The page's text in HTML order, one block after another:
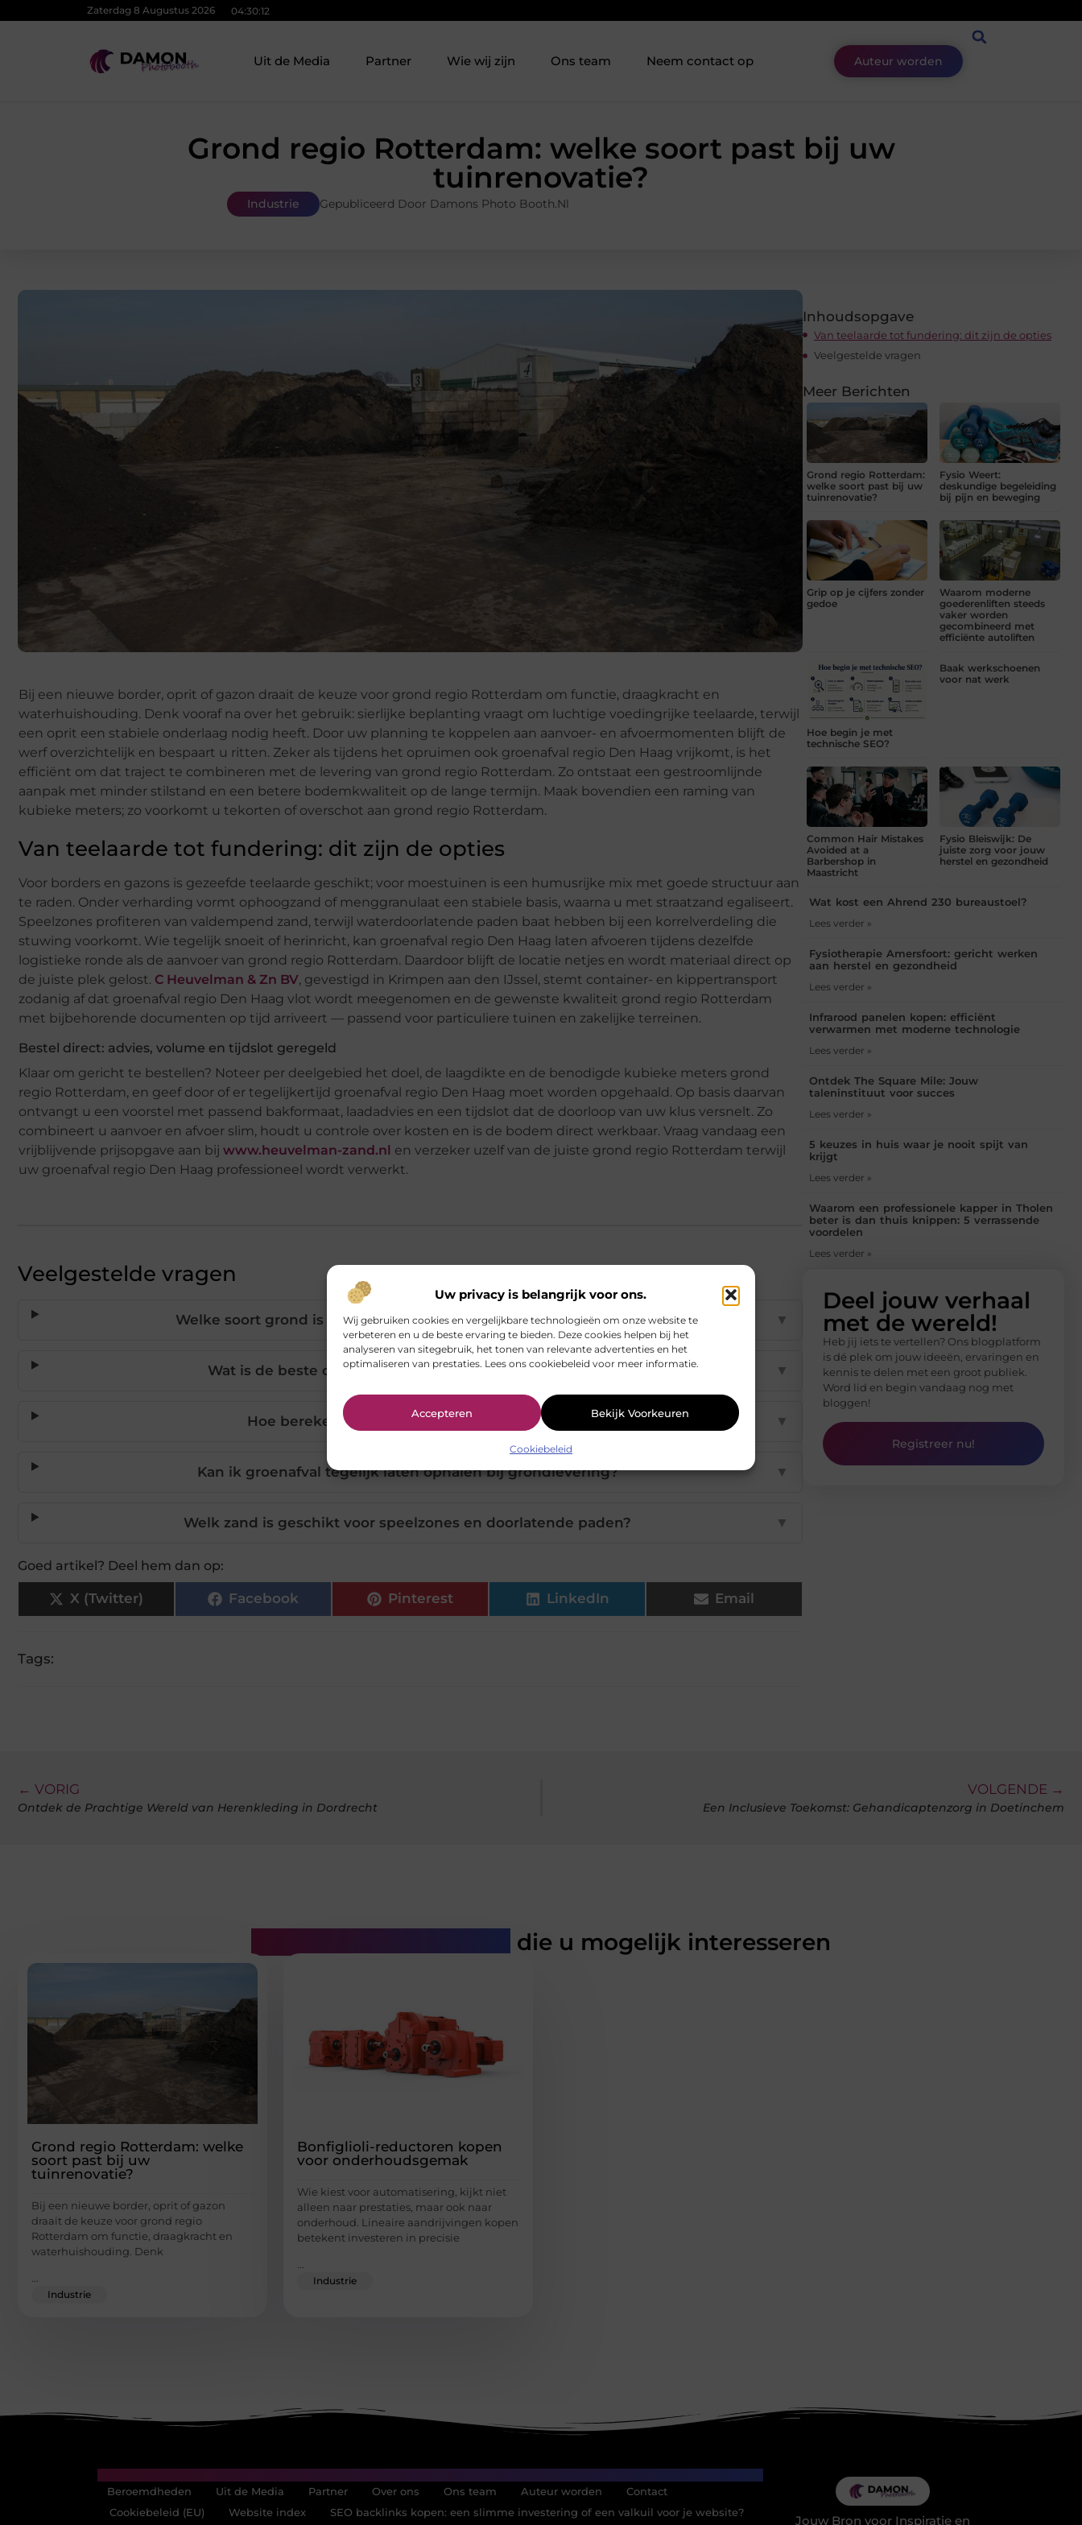
Uw privacy is belangrijk voor ons.
Wij gebruiken cookies en vergelijkbare technologieën om onze website te
verbeteren en u de beste ervaring te bieden. Deze cookies helpen bij het
analyseren van sitegebruik, het tonen van relevante advertenties en het
optimaliseren van prestaties. Lees ons cookiebeleid voor meer informatie.
Accepteren Bekijk Voorkeuren
Cookiebeleid
Zaterdag 8 Augustus 2026 04:30:13
Uit de Media Partner Wie wij zijn Ons team Neem contact op Auteur worden
Grond regio Rotterdam: welke soort past bij uw
tuinrenovatie?
Industrie Gepubliceerd Door Damons Photo Booth.nl
Bij een nieuwe border, oprit of gazon draait de keuze voor grond regio Rotterdam om functie, draagkracht en
waterhuishouding. Denk vooraf na over het gebruik: sierlijke beplanting vraagt om luchtige voedingrijke teelaarde, terwijl
een oprit een stabiele onderlaag nodig heeft. Door uw planning te koppelen aan aanvoer- en afvoermomenten blijft de
werf overzichtelijk en bespaart u ritten. Zeker als tijdens het opruimen ook groenafval regio Den Haag vrijkomt, is het
efficiënt om dat traject te combineren met de levering van grond regio Rotterdam. Zo ontstaat een gestroomlijnde
aanpak met minder stilstand en een betere bodemkwaliteit op de lange termijn. Maak bovendien een raming van
kubieke meters; zo voorkomt u tekorten of overschot aan grond regio Rotterdam.
Van teelaarde tot fundering: dit zijn de opties
Voor borders en gazons is gezeefde teelaarde geschikt; voor moestuinen is een humusrijke mix met goede structuur aan
te raden. Onder verharding vormt ophoogzand of menggranulaat een stabiele basis, waarna u met straatzand egaliseert.
Speelzones profiteren van valdempend zand, terwijl waterdoorlatende paden baat hebben bij een korrelverdeling die
stuwing voorkomt. Wie tegelijk snoeit of herinricht, kan groenafval regio Den Haag laten afvoeren tijdens dezelfde
logistieke ronde als de aanvoer van grond regio Rotterdam. Daardoor blijft de locatie netjes en wordt materiaal direct op
de juiste plek gelost. C Heuvelman & Zn BV, gevestigd in Krimpen aan den IJssel, stemt container- en kippertransport
zodanig af dat groenafval regio Den Haag vlot wordt meegenomen en de gewenste kwaliteit grond regio Rotterdam
met bijbehorende documenten op tijd arriveert — passend voor particuliere tuinen en zakelijke terreinen.
Bestel direct: advies, volume en tijdslot geregeld
Klaar om gericht te bestellen? Noteer per deelgebied het doel, de laagdikte en de benodigde kubieke meters grond
regio Rotterdam, en geef door of er tegelijkertijd groenafval regio Den Haag moet worden opgehaald. Op basis daarvan
ontvangt u een voorstel met passend bakformaat, laadadvies en een tijdslot dat de doorloop van uw klus versnelt. Zo
combineert u aanvoer en afvoer slim, houdt u controle over kosten en is de bodem direct werkbaar. Vraag vandaag een
vrijblijvende prijsopgave aan bij www.heuvelman-zand.nl en verzeker uzelf van de juiste grond regio Rotterdam terwijl
uw groenafval regio Den Haag professioneel wordt verwerkt.
Veelgestelde vragen
Welke soort grond is geschikt voor een nieuwe border of gazon? ▼
Wat is de beste onderlaag voor een oprit of verharding? ▼
Hoe bereken ik hoeveel grond ik nodig heb? ▼
Kan ik groenafval tegelijk laten ophalen bij grondlevering? ▼
Welk zand is geschikt voor speelzones en doorlatende paden? ▼
Goed artikel? Deel hem dan op:
X (Twitter) Facebook Pinterest LinkedIn Email
Tags:
Inhoudsopgave
Van teelaarde tot fundering: dit zijn de opties
Veelgestelde vragen
Meer Berichten
Grond regio Rotterdam:
welke soort past bij uw
tuinrenovatie?
Fysio Weert:
deskundige begeleiding
bij pijn en beweging
Grip op je cijfers zonder
gedoe
Waarom moderne
goederenliften steeds
vaker worden
gecombineerd met
efficiënte autoliften
Hoe begin je met
technische SEO?
Baak werkschoenen
voor nat werk
Common Hair Mistakes
Avoided at a
Barbershop in
Maastricht
Fysio Bleiswijk: De
juiste zorg voor jouw
herstel en gezondheid
Wat kost een Ahrend 230 bureaustoel?
Lees verder »
Fysiotherapie Amersfoort: gericht werken
aan herstel en gezondheid
Lees verder »
Infrarood panelen kopen: efficiënt
verwarmen met moderne technologie
Lees verder »
Ontdek The Square Mile: Jouw
taleninstituut voor succes
Lees verder »
5 keuzes in huis waar je nooit spijt van
krijgt
Lees verder »
Waarom een professionele kapper in Tholen
beter is dan thuis knippen: 5 verrassende
voordelen
Lees verder »
Deel jouw verhaal
met de wereld!
Heb jij iets te vertellen? Ons blogplatform
is dé plek om jouw ideeën, ervaringen en
kennis te delen met een groot publiek.
Word lid en begin vandaag nog met
bloggen!
Registreer nu!
← VORIG
Ontdek de Prachtige Wereld van Herenkleding in Dordrecht
VOLGENDE →
Een Inclusieve Toekomst: Gehandicaptenzorg in Doetinchem
die u mogelijk interesseren
Grond regio Rotterdam: welke
soort past bij uw
tuinrenovatie?
Bij een nieuwe border, oprit of gazon
draait de keuze voor grond regio
Rotterdam om functie, draagkracht en
waterhuishouding. Denk
...
Industrie
Bonfiglioli-reductoren kopen
voor onderhoudsgemak
Wie kiest voor automatisering, kijkt niet
alleen naar prestaties, maar ook naar
onderhoud. Lineaire aandrijvingen kopen
betekent investeren in precisie
...
Industrie
Beroemdheden Uit de Media Partner Over ons Ons team Auteur worden
Contact
Cookiebeleid (EU)
Website index SEO backlinks kopen: een slimme investering of een valkuil voor je website?
Jouw Bron voor Inspiratie en